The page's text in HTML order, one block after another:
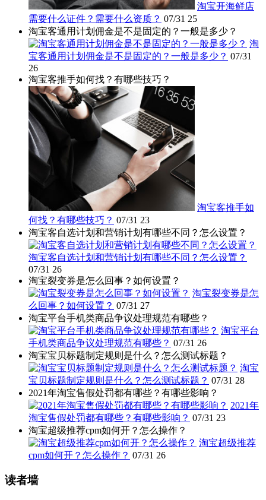
淘宝开海鲜店
需要什么证件？需要什么资质？ 07/31 25
淘宝客通用计划佣金是不是固定的？一般是多少？
淘
宝客通用计划佣金是不是固定的？一般是多少？ 07/31
26
淘宝客推手如何找？有哪些技巧？
淘宝客推手如
何找？有哪些技巧？ 07/31 23
淘宝客自选计划和营销计划有哪些不同？怎么设置？
淘宝客自选计划和营销计划有哪些不同？怎么设置？
07/31 26
淘宝裂变券是怎么回事？如何设置？
淘宝裂变券是怎
么回事？如何设置？ 07/31 27
淘宝平台手机类商品争议处理规范有哪些？
淘宝平台
手机类商品争议处理规范有哪些？ 07/31 26
淘宝宝贝标题制定规则是什么？怎么测试标题？
淘宝
宝贝标题制定规则是什么？怎么测试标题？ 07/31 28
2021年淘宝售假处罚都有哪些？有哪些影响？
2021年
淘宝售假处罚都有哪些？有哪些影响？ 07/31 23
淘宝超级推荐cpm如何开？怎么操作？
淘宝超级推荐
cpm如何开？怎么操作？ 07/31 26
读者墙